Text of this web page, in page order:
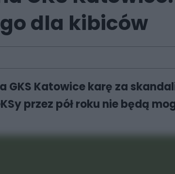
dla kibiców
GKS Katowice karę za
przez pół roku nie będą